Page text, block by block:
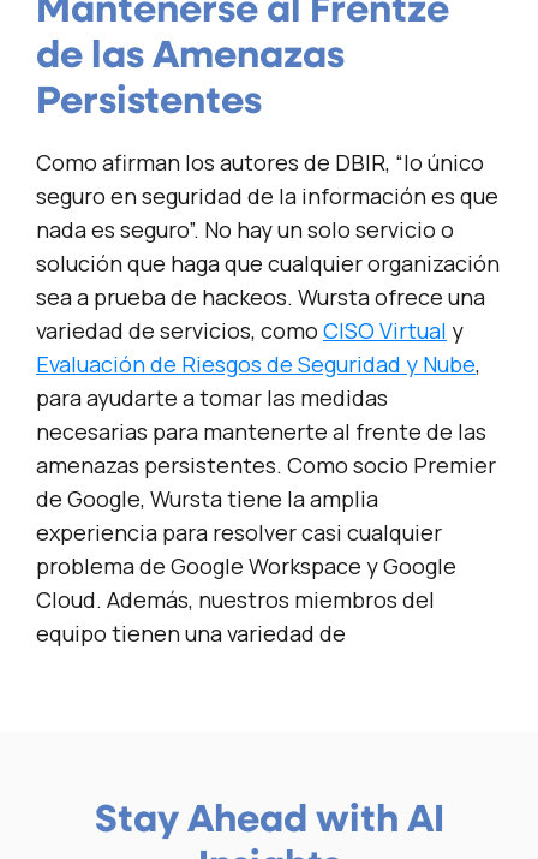
Mantenerse al Frentze
de las Amenazas
Persistentes
Como afirman los autores de DBIR, “lo único
seguro en seguridad de la información es que
nada es seguro”. No hay un solo servicio o
solución que haga que cualquier organización
sea a prueba de hackeos. Wursta ofrece una
variedad de servicios, como CISO Virtual y
Evaluación de Riesgos de Seguridad y Nube,
para ayudarte a tomar las medidas
necesarias para mantenerte al frente de las
amenazas persistentes. Como socio Premier
de Google, Wursta tiene la amplia
experiencia para resolver casi cualquier
problema de Google Workspace y Google
Cloud. Además, nuestros miembros del
equipo tienen una variedad de
Stay Ahead with AI